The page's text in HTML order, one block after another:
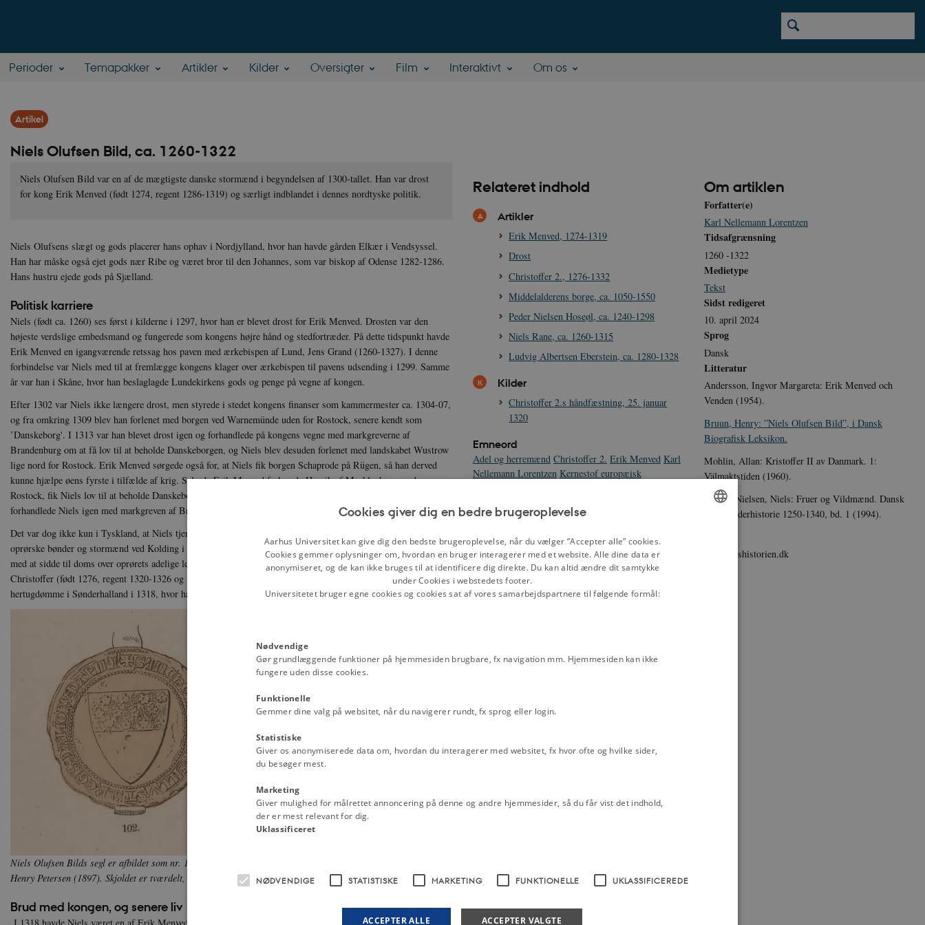
Perioder Temapakker Artikler Kilder Oversigter Film Interaktivt Om os
Artikel
Niels Olufsen Bild, ca. 1260-1322
Niels Olufsen Bild var en af de mægtigste danske stormænd i begyndelsen af 1300-tallet. Han var drost
for kong Erik Menved (født 1274, regent 1286-1319) og særligt indblandet i dennes nordtyske politik.
Niels Olufsens slægt og gods placerer hans ophav i Nordjylland, hvor han havde gården Elkær i Vendsyssel.
Han har måske også ejet gods nær Ribe og været bror til den Johannes, som var biskop af Odense 1282-1286.
Hans hustru ejede gods på Sjælland.
Politisk karriere
Niels (født ca. 1260) ses først i kilderne i 1297, hvor han er blevet drost for Erik Menved. Drosten var den
højeste verdslige embedsmand og fungerede som kongens højre hånd og stedfortræder. På dette tidspunkt havde
Erik Menved en igangværende retssag hos paven med ærkebispen af Lund, Jens Grand (1260-1327). I denne
forbindelse var Niels med til at fremlægge kongens klager over ærkebispen til pavens udsending i 1299. Samme
år var han i Skåne, hvor han beslaglagde Lundekirkens gods og penge på vegne af kongen.
Efter 1302 var Niels ikke længere drost, men styrede i stedet kongens finanser som kammermester ca. 1304-07,
og fra omkring 1309 blev han forlenet med borgen ved Warnemünde uden for Rostock, senere kendt som
’Danskeborg'. I 1313 var han blevet drost igen og forhandlede på kongens vegne med markgreverne af
Brandenburg om at få lov til at beholde Danskeborgen, og Niels blev desuden forlenet med landskabet Wustrow
lige nord for Rostock. Erik Menved sørgede også for, at Niels fik borgen Schaprode på Rügen, så han derved
kunne hjælpe øens fyrste i tilfælde af krig. Selv da Erik Menved forlenede Henrik af Mecklenburg med
Rostock, fik Niels lov til at beholde Danskeborgen, eftersom han holdt den i pant for et lån til kongen. I 1317
forhandlede Niels igen med markgreven af Brandenburg på vegne af kongen.
Det var dog ikke kun i Tyskland, at Niels tjente Erik Menved. Han ledte også kongens hær i et slag mod
oprørske bønder og stormænd ved Kolding i 1313. Her blev han dog besejret, så han måtte stille sig tilfreds
med at sidde til doms over oprørets adelige ledere det følgende år. Da Erik Menved var i krig med sin bror
Christoffer (født 1276, regent 1320-1326 og 1330-1332), ledte Niels også den kongelige hær mod dennes
hertugdømme i Sønderhalland i 1318, hvor han erobrede borgene Laholm og Falkenberg.
Niels Olufsen Bilds segl er afbildet som nr. 102 i
Henry Petersen (1897). Skjoldet er tværdelt, øverste felt tavlet og strøet med roser.Fra:Det Kgl. Bibliotek
Brud med kongen, og senere liv
Relateret indhold
Artikler
Erik Menved, 1274-1319
Drost
Christoffer 2., 1276-1332
Middelalderens borge, ca. 1050-1550
Peder Nielsen Hoseøl, ca. 1240-1298
Niels Rane, ca. 1260-1315
Ludvig Albertsen Eberstein, ca. 1280-1328
Kilder
Christoffer 2.s håndfæstning, 25. januar
1320
Emneord
Adel og herremænd Christoffer 2. Erik Menved Karl
Nellemann Lorentzen Kernestof europæisk
Om artiklen
Forfatter(e)
Karl Nellemann Lorentzen
Tidsafgrænsning
1260 -1322
Medietype
Tekst
Sidst redigeret
10. april 2024
Sprog
Dansk
Litteratur
Andersson, Ingvor Margareta: Erik Menved och
Venden (1954).
Bruun, Henry: ”Niels Olufsen Bild”, i Dansk
Biografisk Leksikon.
Mohlin, Allan: Kristoffer II av Danmark. 1:
Välmaktstiden (1960).
Skyum-Nielsen, Niels: Fruer og Vildmænd. Dansk
middelalderhistorie 1250-1340, bd. 1 (1994).
danmarkshistorien.dk
Cookies giver dig en bedre brugeroplevelse
Aarhus Universitet kan give dig den bedste brugeroplevelse, når du vælger ”Accepter alle” cookies.
Cookies gemmer oplysninger om, hvordan en bruger interagerer med et website. Alle dine data er
anonymiseret, og de kan ikke bruges til at identificere dig direkte. Du kan altid ændre dit samtykke
under Cookies i webstedets footer.
Universitetet bruger egne cookies og cookies sat af vores samarbejdspartnere til følgende formål:
Nødvendige
Gør grundlæggende funktioner på hjemmesiden brugbare, fx navigation mm. Hjemmesiden kan ikke
fungere uden disse cookies.
Funktionelle
Gemmer dine valg på websitet, når du navigerer rundt, fx sprog eller login.
Statistiske
Giver os anonymiserede data om, hvordan du interagerer med websitet, fx hvor ofte og hvilke sider,
du besøger mest.
Marketing
Giver mulighed for målrettet annoncering på denne og andre hjemmesider, så du får vist det indhold,
der er mest relevant for dig.
Uklassificeret
NØDVENDIGE STATISTISKE MARKETING FUNKTIONELLE UKLASSIFICEREDE
ACCEPTER ALLE ACCEPTER VALGTE